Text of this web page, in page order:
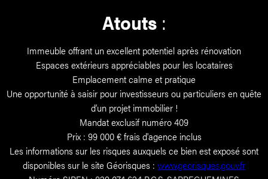
Atouts:
Immeuble offrant un excellent potentiel après rénovation
Espaces extérieurs appréciables pour les locataires
Emplacement calme et pratique
Une opportunité à saisir pour investisseurs ou particuliers en quête
d’un projet immobilier !
Mandat exclusif numéro 409
Prix : 99 000 € frais d'agence inclus
Les informations sur les risques auxquels ce bien est exposé sont
disponibles sur le site Géorisques : www.georisques.gouv.fr